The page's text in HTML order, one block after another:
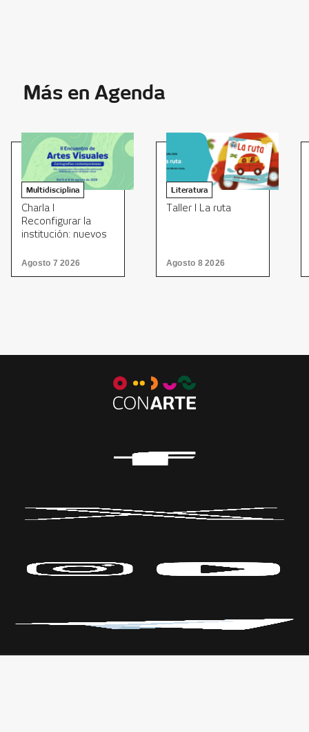
Más en Agenda
Multidisciplina
Charla I
Reconfigurar la
institución: nuevos
arte
Agosto 7 2026
Literatura
Taller I La ruta
Agosto 8 2026